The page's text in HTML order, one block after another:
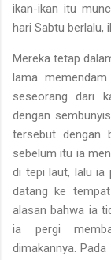
ikan-ikan itu
hari Sabtu berlalu,
Mereka tetap
lama
seseorang dari
dengan
tersebut dengan
sebelum itu ia
di tepi laut, lalu ia
datang ke
alasan bahwa ia
ia pergi
dimakannya.